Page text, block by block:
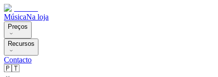
MúsicaNa loja
Preços
Recursos
Contacto
🇵🇹